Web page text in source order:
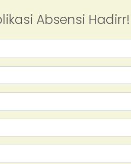
Absensi Hadirr!